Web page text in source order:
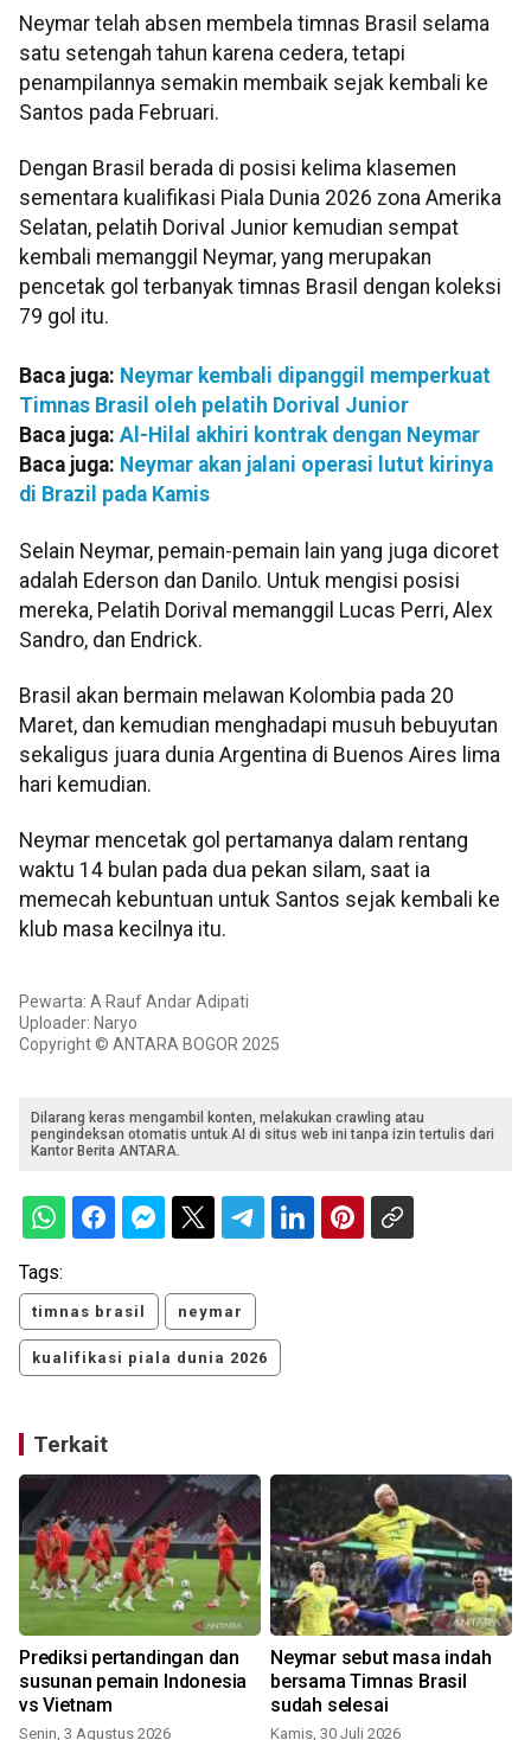
Neymar telah absen membela timnas Brasil selama
satu setengah tahun karena cedera, tetapi
penampilannya semakin membaik sejak kembali ke
Santos pada Februari.
Dengan Brasil berada di posisi kelima klasemen
sementara kualifikasi Piala Dunia 2026 zona Amerika
Selatan, pelatih Dorival Junior kemudian sempat
kembali memanggil Neymar, yang merupakan
pencetak gol terbanyak timnas Brasil dengan koleksi
79 gol itu.
Baca juga: Neymar kembali dipanggil memperkuat
Timnas Brasil oleh pelatih Dorival Junior
Baca juga: Al-Hilal akhiri kontrak dengan Neymar
Baca juga: Neymar akan jalani operasi lutut kirinya
di Brazil pada Kamis
Selain Neymar, pemain-pemain lain yang juga dicoret
adalah Ederson dan Danilo. Untuk mengisi posisi
mereka, Pelatih Dorival memanggil Lucas Perri, Alex
Sandro, dan Endrick.
Brasil akan bermain melawan Kolombia pada 20
Maret, dan kemudian menghadapi musuh bebuyutan
sekaligus juara dunia Argentina di Buenos Aires lima
hari kemudian.
Neymar mencetak gol pertamanya dalam rentang
waktu 14 bulan pada dua pekan silam, saat ia
memecah kebuntuan untuk Santos sejak kembali ke
klub masa kecilnya itu.
Pewarta: A Rauf Andar Adipati
Uploader: Naryo
Copyright © ANTARA BOGOR 2025
Dilarang keras mengambil konten, melakukan crawling atau
pengindeksan otomatis untuk AI di situs web ini tanpa izin tertulis dari
Kantor Berita ANTARA.
Tags:
timnas brasil neymar
kualifikasi piala dunia 2026
Terkait
Prediksi pertandingan dan
susunan pemain Indonesia
vs Vietnam
Senin, 3 Agustus 2026
Neymar sebut masa indah
bersama Timnas Brasil
sudah selesai
Kamis, 30 Juli 2026